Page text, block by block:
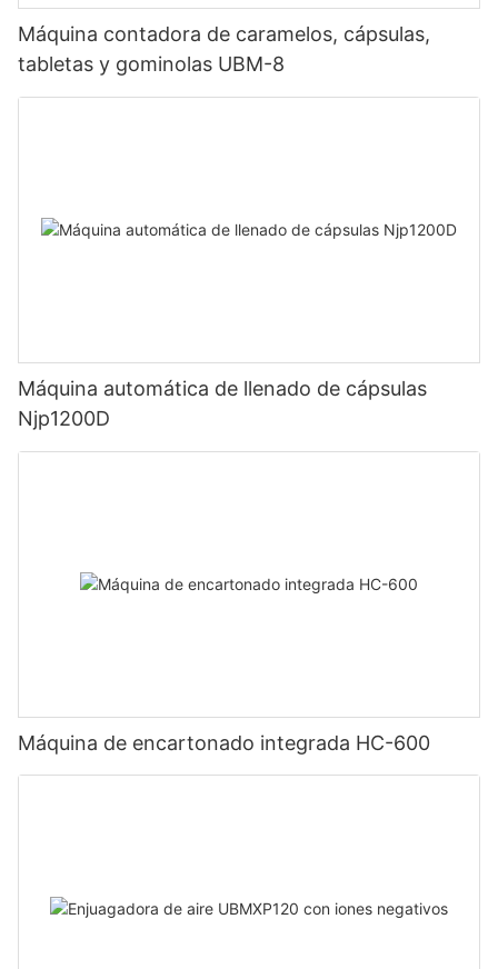
Máquina contadora de caramelos, cápsulas,
tabletas y gominolas UBM-8
Máquina automática de llenado de cápsulas
Njp1200D
Máquina de encartonado integrada HC-600